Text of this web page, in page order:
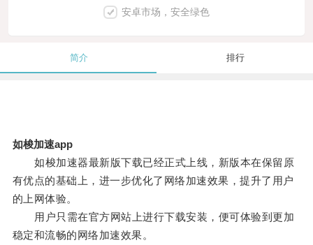
安卓市场，安全绿色
简介 排行
如梭加速app
如梭加速器最新版下载已经正式上线，新版本在保留原
有优点的基础上，进一步优化了网络加速效果，提升了用户
的上网体验。
用户只需在官方网站上进行下载安装，便可体验到更加
稳定和流畅的网络加速效果。